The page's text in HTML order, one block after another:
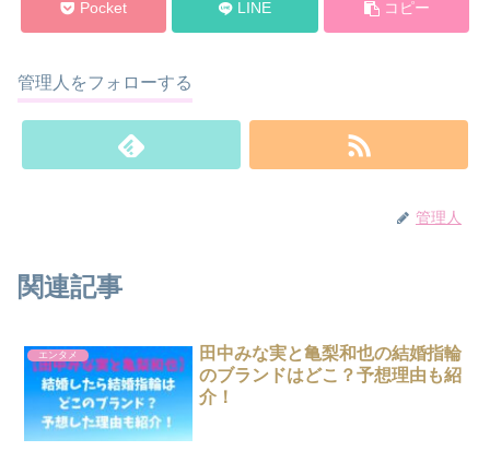
Pocket LINE コピー
管理人をフォローする
管理人
関連記事
エンタメ
田中みな実と亀梨和也の結婚指輪
のブランドはどこ？予想理由も紹
介！